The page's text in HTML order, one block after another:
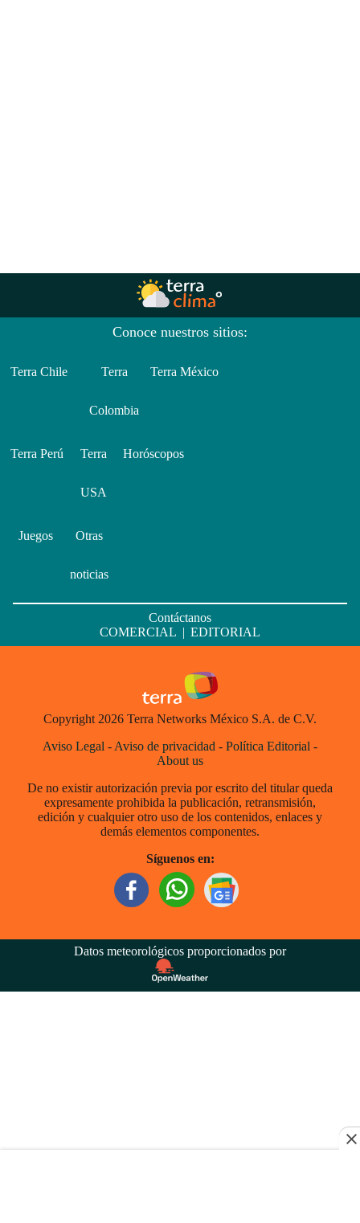
Conoce nuestros sitios:
Terra Chile Terra
Colombia
Terra México
Terra Perú Terra
USA
Horóscopos
Juegos Otras
noticias
Contáctanos
COMERCIAL | EDITORIAL
Copyright 2026 Terra Networks México S.A. de C.V.
Aviso Legal - Aviso de privacidad - Política Editorial -
About us
De no existir autorización previa por escrito del titular queda
expresamente prohibida la publicación, retransmisión,
edición y cualquier otro uso de los contenidos, enlaces y
demás elementos componentes.
Síguenos en:
Datos meteorológicos proporcionados por